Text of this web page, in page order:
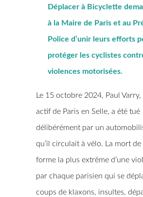
Déplacer à Bicyclette
à la Maire de Paris et au
Police d’unir leurs efforts
protéger les cyclistes
violences motorisées.
Le 15 octobre 2024, Paul
actif de Paris en Selle, a été tué
délibérément par un
qu’il circulait à vélo. La mort de
forme la plus extrême d’une
par chaque parisien qui se
coups de klaxons, insultes,